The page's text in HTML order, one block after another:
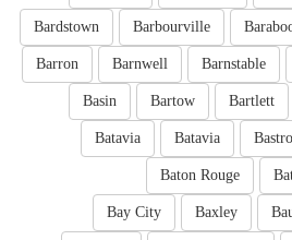
Barbourville
Bardstown
Barnstable
Barnwell
Barron
Bartlett
Bartow
Basin
Batavia
Batavia
Baton Rouge
Baxley
Bay City